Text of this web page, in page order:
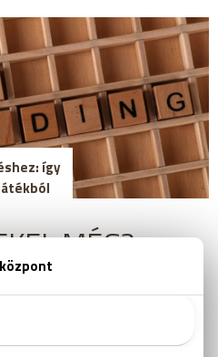
így
MÉG?
vb
logika